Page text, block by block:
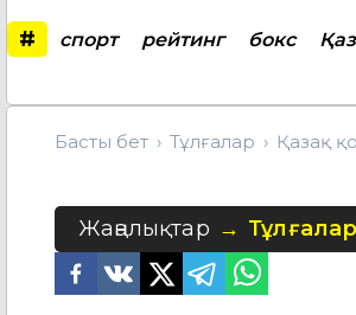
# спорт рейтинг бокс
Басты бет Тұлғалар Қазақ
Жаңалықтар Тұлғалар